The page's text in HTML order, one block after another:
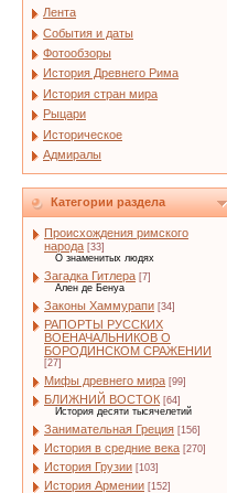
Лента
События и даты
Фотообзоры
История Древнего Рима
История стран мира
Рыцари
Историческое
Адмиралы
Категории раздела
Происхождения римского
народа [33]
О знаменитых людях
Загадка Гитлера [7]
Ален де Бенуа
Законы Хаммурапи [34]
РАПОРТЫ РУССКИХ
ВОЕНАЧАЛЬНИКОВ О
БОРОДИНСКОМ СРАЖЕНИИ
[27]
Мифы древнего мира [99]
БЛИЖНИЙ ВОСТОК [64]
История десяти тысячелетий
Занимательная Греция [156]
История в средние века [270]
История Грузии [103]
История Армении [152]